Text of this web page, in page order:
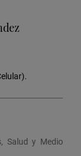
Salud y Medio